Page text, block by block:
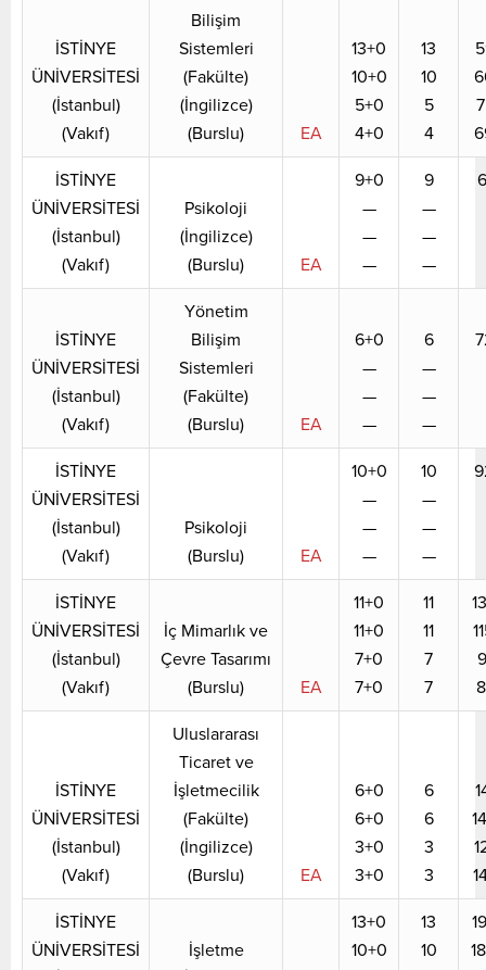
İSTİNYE
ÜNİVERSİTESİ
(İstanbul)
(Vakıf)
Bilişim
Sistemleri
(Fakülte)
(İngilizce)
(Burslu)
EA
13+0
10+0
5+0
4+0
13
10
5
4
İSTİNYE
ÜNİVERSİTESİ
(İstanbul)
(Vakıf)
Psikoloji
(İngilizce)
(Burslu)
EA
9+0
—
—
—
9
—
—
—
İSTİNYE
ÜNİVERSİTESİ
(İstanbul)
(Vakıf)
Yönetim
Bilişim
Sistemleri
(Fakülte)
(Burslu)
EA
6+0
—
—
—
6
—
—
—
İSTİNYE
ÜNİVERSİTESİ
(İstanbul)
(Vakıf)
Psikoloji
(Burslu)
EA
10+0
—
—
—
10
—
—
—
İSTİNYE
ÜNİVERSİTESİ
(İstanbul)
(Vakıf)
İç Mimarlık ve
Çevre Tasarımı
(Burslu)
EA
11+0
11+0
7+0
7+0
11
11
7
7
İSTİNYE
ÜNİVERSİTESİ
(İstanbul)
(Vakıf)
Uluslararası
Ticaret ve
İşletmecilik
(Fakülte)
(İngilizce)
(Burslu)
EA
6+0
6+0
3+0
3+0
6
6
3
3
İSTİNYE
ÜNİVERSİTESİ
İşletme
13+0
10+0
13
10